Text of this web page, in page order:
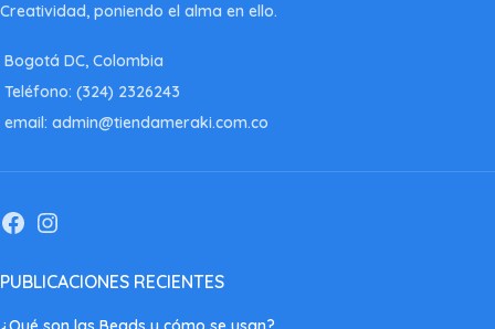
Creatividad, poniendo el alma en ello.
Bogotá DC, Colombia
Teléfono: (324) 2326243
email: admin@tiendameraki.com.co
PUBLICACIONES RECIENTES